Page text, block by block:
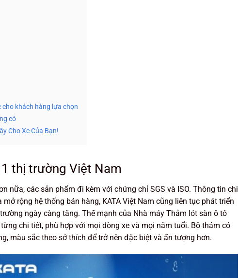
cho khách hàng lựa chọn
có
Cho Xe Của Bạn!
thị trường Việt Nam
nữa, các sản phẩm đi kèm với chứng chỉ SGS và ISO. Thông tin chi
rộng hệ thống bán hàng, KATA Việt Nam cũng liên tục phát triển
ngày càng tăng. Thế mạnh của Nhà máy Thảm lót sàn ô tô
chi tiết, phù hợp với mọi dòng xe và mọi năm tuổi. Bộ thảm có
màu sắc theo sở thích để trở nên đặc biệt và ấn tượng hơn.